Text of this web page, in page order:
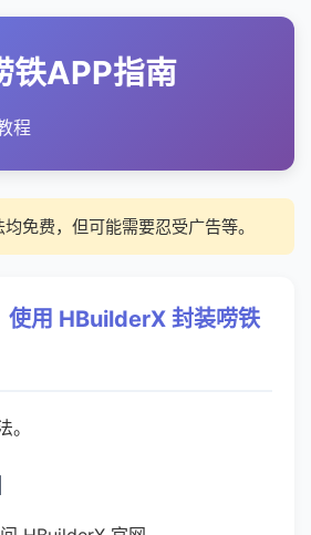
铁APP指南
程
免费，但可能需要忍受广告等。
使用 HBuilderX 封装唠铁